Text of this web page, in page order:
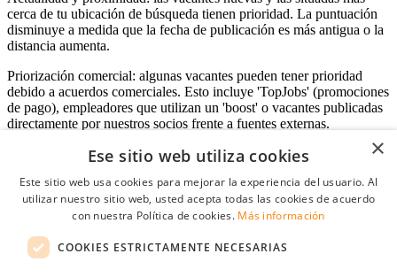
cerca de tu ubicación de búsqueda tienen prioridad. La puntuación
disminuye a medida que la fecha de publicación es más antigua o la
distancia aumenta.
Priorización comercial: algunas vacantes pueden tener prioridad
debido a acuerdos comerciales. Esto incluye 'TopJobs' (promociones
de pago), empleadores que utilizan un 'boost' o vacantes publicadas
directamente por nuestros socios frente a fuentes externas.
Acceso empresas
Contraseña
×
Ese sitio web utiliza cookies
Este sitio web usa cookies para mejorar la experiencia del usuario. Al
utilizar nuestro sitio web, usted acepta todas las cookies de acuerdo
con nuestra Política de cookies. Más información
COOKIES ESTRICTAMENTE NECESARIAS